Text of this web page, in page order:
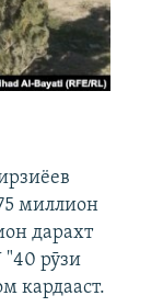
миллион
дарахт
рӯзи
кардааст.